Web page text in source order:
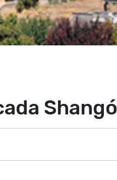
Shangó